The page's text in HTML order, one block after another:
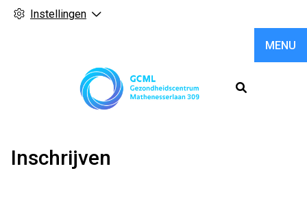
Instellingen
MENU
Inschrijven